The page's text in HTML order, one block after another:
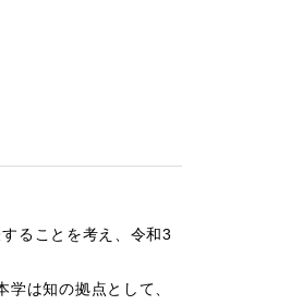
ることを考え、令和3
は知の拠点として、